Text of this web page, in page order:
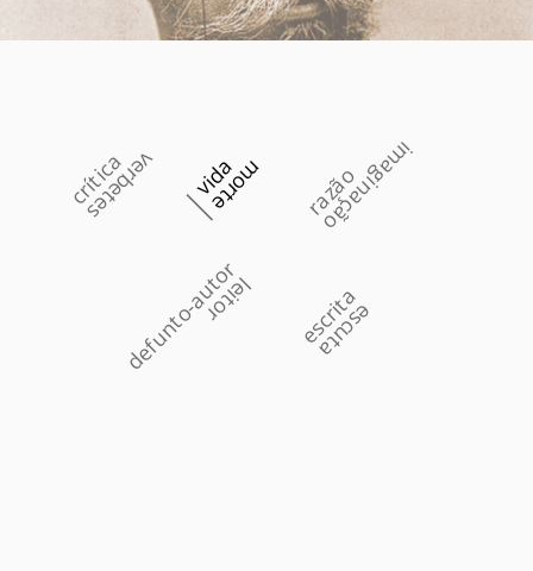
crítica
verbetes vida
morte razão
imaginação
defunto-autor
leitor escrita
escuta